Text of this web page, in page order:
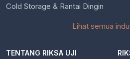
Cold Storage & Rantai Dingin
Lihat semua
TENTANG RIKSA UJI